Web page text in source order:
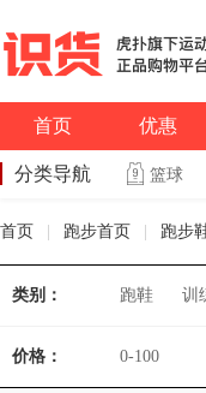
首页 优惠
分类导航 篮球
首页 跑步首页 跑步
类别： 跑鞋 训
价格： 0-100